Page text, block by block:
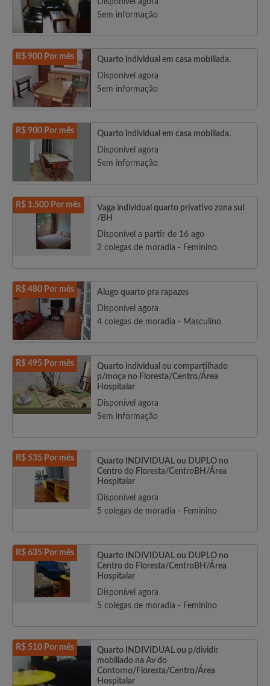
Disponível agora
Sem informação
R$ 900 Por mês
Quarto individual em casa mobiliada.
Disponível agora
Sem informação
R$ 900 Por mês
Quarto individual em casa mobiliada.
Disponível agora
Sem informação
R$ 1.500 Por mês
Vaga individual quarto privativo zona sul
/BH
Disponível a partir de 16 ago
2 colegas de moradia - Feminino
R$ 480 Por mês
Alugo quarto pra rapazes
Disponível agora
4 colegas de moradia - Masculino
R$ 495 Por mês
Quarto individual ou compartilhado
p/moça no Floresta/Centro/Área
Hospitalar
Disponível agora
Sem informação
R$ 535 Por mês
Quarto INDIVIDUAL ou DUPLO no
Centro do Floresta/CentroBH/Área
Hospitalar
Disponível agora
5 colegas de moradia - Feminino
R$ 635 Por mês
Quarto INDIVIDUAL ou DUPLO no
Centro do Floresta/CentroBH/Área
Hospitalar
Disponível agora
5 colegas de moradia - Feminino
R$ 510 Por mês
Quarto INDIVIDUAL ou p/dividir
mobiliado na Av do
Contorno/Floresta/Centro/Área
Hospitalar